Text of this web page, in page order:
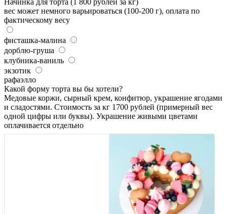
Начинка для торта (1 800 рублей за кг)
вес может немного варьироваться (100-200 г), оплата по
фактическому весу
фисташка-малина
дорблю-груша
клубника-ваниль
экзотик
рафаэлло
Какой форму торта вы бы хотели?
Медовые коржи, сырный крем, конфитюр, украшение ягодами
и сладостями. Стоимость за кг 1700 рублей (примерный вес
одной цифры или буквы). Украшение живыми цветами
оплачивается отдельно